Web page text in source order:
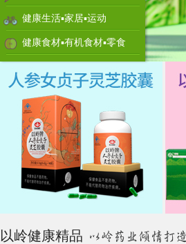
健康生活▪家居▪运动
健康食材▪有机食材▪零食
以岭健康精品